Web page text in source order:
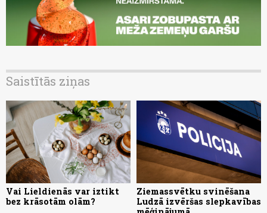
Saistītās ziņas
Vai Lieldienās var iztikt
bez krāsotām olām?
Ziemassvētku svinēšana
Ludzā izvēršas slepkavības